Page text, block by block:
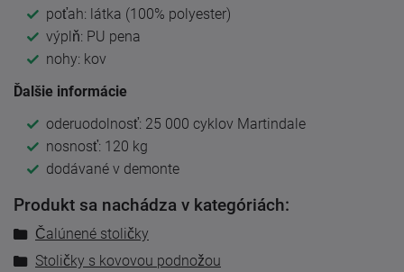
poťah: látka (100% polyester)
výplň: PU pena
nohy: kov
Ďalšie informácie
oderuodolnosť: 25 000 cyklov Martindale
nosnosť: 120 kg
dodávané v demonte
Produkt sa nachádza v kategóriách:
Čalúnené stoličky
Stoličky s kovovou podnožou